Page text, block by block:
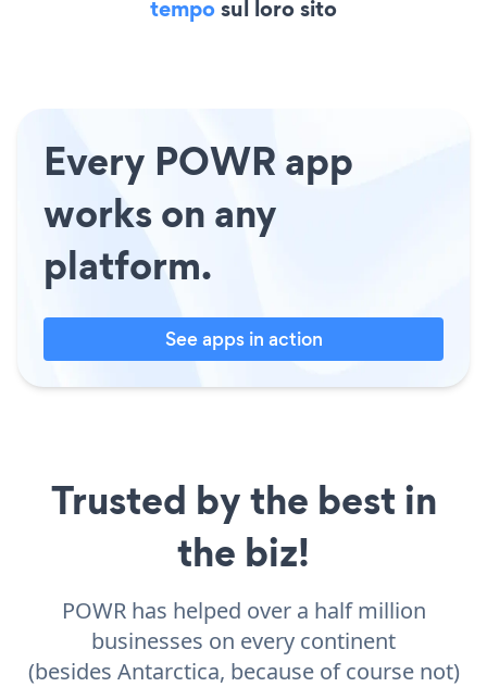
temposul loro sito
Every POWR app
works on any
platform.
See apps in action
Trusted by the best in
the biz!
POWR has helped over a half million
businesses on every continent
(besides Antarctica, because of course not)